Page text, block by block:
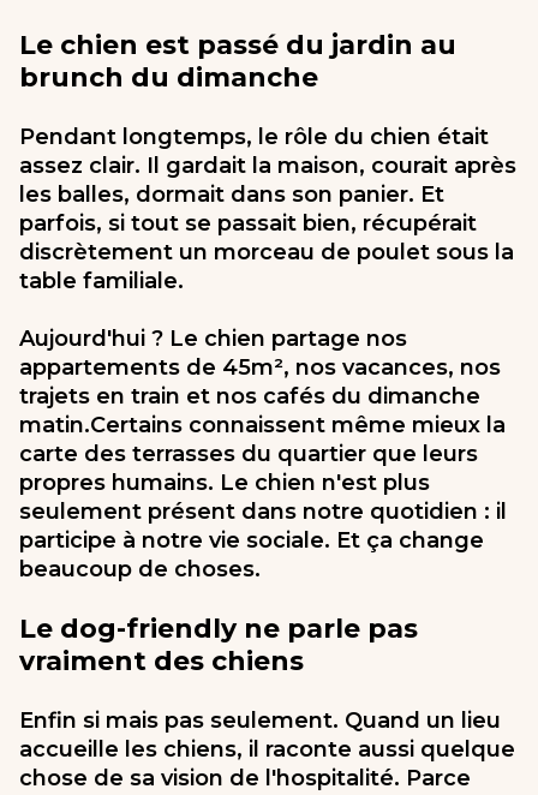
Le chien est passé du jardin au
brunch du dimanche
Pendant longtemps, le rôle du chien était
assez clair. Il gardait la maison, courait après
les balles, dormait dans son panier. Et
parfois, si tout se passait bien, récupérait
discrètement un morceau de poulet sous la
table familiale.
Aujourd'hui ? Le chien partage nos
appartements de 45m², nos vacances, nos
trajets en train et nos cafés du dimanche
matin.Certains connaissent même mieux la
carte des terrasses du quartier que leurs
propres humains. Le chien n'est plus
seulement présent dans notre quotidien : il
participe à notre vie sociale. Et ça change
beaucoup de choses.
Le dog-friendly ne parle pas
vraiment des chiens
Enfin si mais pas seulement. Quand un lieu
accueille les chiens, il raconte aussi quelque
chose de sa vision de l'hospitalité. Parce